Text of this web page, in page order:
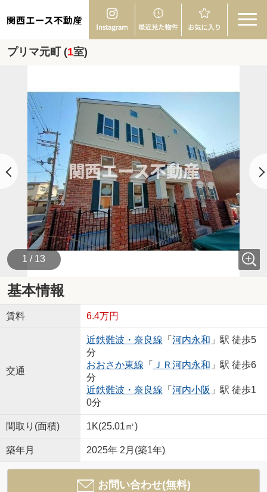
関西エース不動産
プリマ元町 (1室)
1 / 13
基本情報
賃料 6.4万円
交通
近鉄難波・奈良線 「 河内永和 」駅 徒歩5
分
おおさか東線 「 ＪＲ河内永和 」駅 徒歩6
分
近鉄難波・奈良線 「 河内小阪 」駅 徒歩1
0分
間取り(面積) 1K(25.01㎡)
築年月 2025年 2月(築1年)
お問い合わせ(無料)